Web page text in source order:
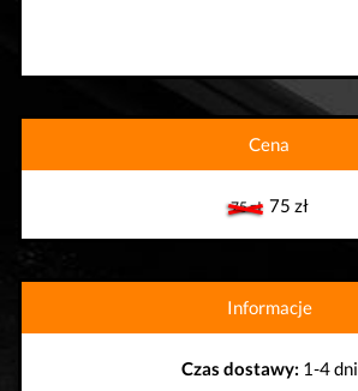
Cena
75 zł75 zł
Informacje
Czas dostawy: 1-4 dni